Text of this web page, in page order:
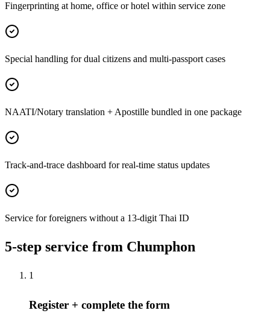
Fingerprinting at home, office or hotel within service zone
Special handling for dual citizens and multi-passport cases
NAATI/Notary translation + Apostille bundled in one package
Track-and-trace dashboard for real-time status updates
Service for foreigners without a 13-digit Thai ID
5-step service from Chumphon
1
Register + complete the form